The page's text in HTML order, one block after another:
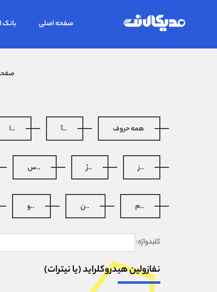
صفحه اصلی بانک
همه حروف ..آ ..ا
..ز ..ژ ..س
..م ..ن ..و
کلیدواژه:
نفازولين هيدروکلرايد (يا نيترات)